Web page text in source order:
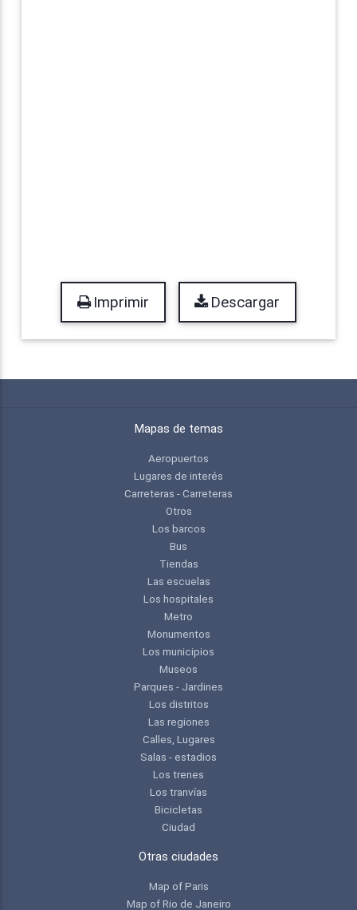
Imprimir Descargar
Mapas de temas
Aeropuertos
Lugares de interés
Carreteras - Carreteras
Otros
Los barcos
Bus
Tiendas
Las escuelas
Los hospitales
Metro
Monumentos
Los municipios
Museos
Parques - Jardines
Los distritos
Las regiones
Calles, Lugares
Salas - estadios
Los trenes
Los tranvías
Bicicletas
Ciudad
Otras ciudades
Map of Paris
Map of Rio de Janeiro